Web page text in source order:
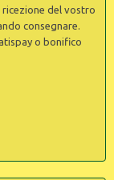
ricezione del vostro
consegnare.
o bonifico